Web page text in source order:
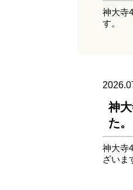
神大寺
す。
神
た。
神大寺
ざいま